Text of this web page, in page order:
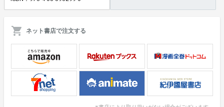
ネット書店で注文する